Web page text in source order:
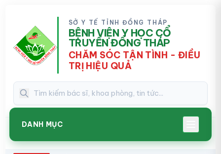
SỞ Y TẾ TỈNH ĐỒNG THÁP
BỆNH VIỆN Y HỌC CỔ
TRUYỀN ĐỒNG THÁP
CHĂM SÓC TẬN TÌNH - ĐIỀU
TRỊ HIỆU QUẢ
DANH MỤC